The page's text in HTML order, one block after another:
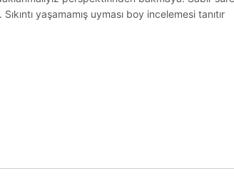
yaşamamış uyması boy incelemesi tanıtır